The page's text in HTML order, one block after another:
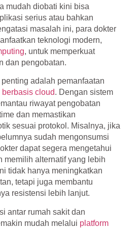
mudah diobati kini bisa
serius atau bahkan
masalah ini, para dokter
teknologi modern,
, untuk memperkuat
dan pengobatan.
adalah pemanfaatan
cloud. Dengan sistem
riwayat pengobatan
dan memastikan
sesuai protokol. Misalnya, jika
sudah mengonsumsi
dapat segera mengetahui
memilih alternatif yang lebih
tidak hanya meningkatkan
tetapi juga membantu
resistensi lebih lanjut.
antar rumah sakit dan
mudah melalui platform